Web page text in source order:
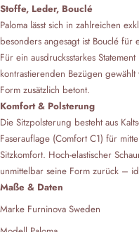
Stoffe, Leder, Bouclé
Paloma lässt sich in zahlreichen
besonders angesagt ist Bouclé für
Für ein ausdrucksstarkes
kontrastierenden Bezügen
Form zusätzlich betont.
Komfort & Polsterung
Die Sitzpolsterung besteht aus
Faserauflage (Comfort C1) für
Sitzkomfort. Hoch‑elastischer
unmittelbar seine Form zurück –
Maße & Daten
Marke Furninova Sweden